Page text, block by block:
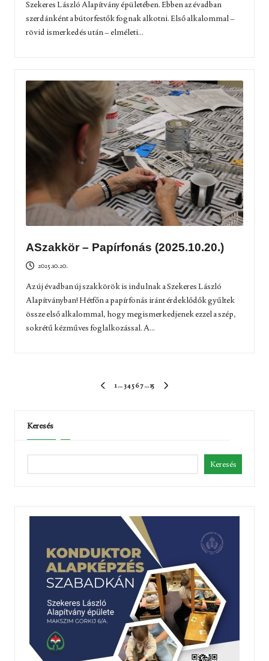
Szekeres László Alapítvány épületében. Ebben az évadban
szerdánként a bútorfestők fognak alkotni. Első alkalommal –
rövid ismerkedés után – elméleti...
ASzakkör – Papírfonás (2025.10.20.)
2025.10.20.
Az új évadban új szakkörök is indulnak a Szekeres László
Alapítványban! Hétfőn a papírfonás iránt érdeklődők gyűltek
össze első alkalommal, hogy megismerkedjenek ezzel a szép,
sokrétű kézműves foglalkozással. A...
ELŐZŐ
1 …34567 …15
Keresés
Keresés